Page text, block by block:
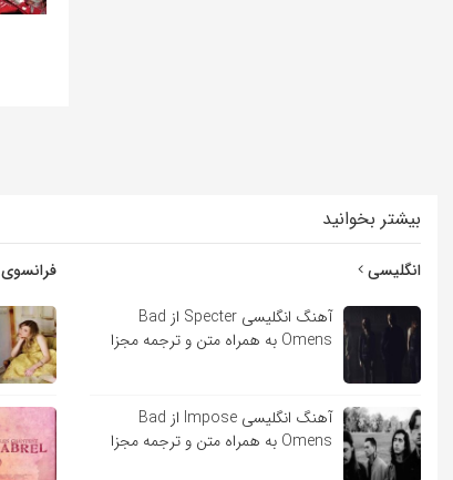
بیشتر بخوانید
انگلیسی
آهنگ انگلیسی Specter از Bad
Omens به همراه متن و ترجمه مجزا
آهنگ انگلیسی Impose از Bad
Omens به همراه متن و ترجمه مجزا
فرانسوی